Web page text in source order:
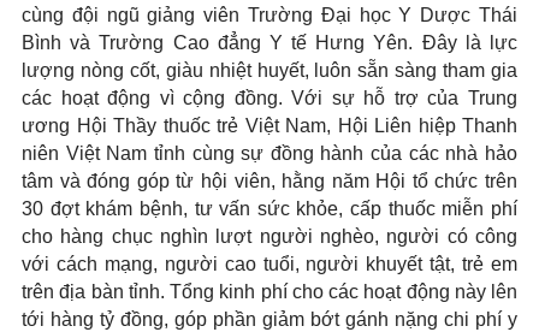
cùng đội ngũ giảng viên Trường Đại học Y Dược Thái
Bình và Trường Cao đẳng Y tế Hưng Yên. Đây là lực
lượng nòng cốt, giàu nhiệt huyết, luôn sẵn sàng tham gia
các hoạt động vì cộng đồng. Với sự hỗ trợ của Trung
ương Hội Thầy thuốc trẻ Việt Nam, Hội Liên hiệp Thanh
niên Việt Nam tỉnh cùng sự đồng hành của các nhà hảo
tâm và đóng góp từ hội viên, hằng năm Hội tổ chức trên
30 đợt khám bệnh, tư vấn sức khỏe, cấp thuốc miễn phí
cho hàng chục nghìn lượt người nghèo, người có công
với cách mạng, người cao tuổi, người khuyết tật, trẻ em
trên địa bàn tỉnh. Tổng kinh phí cho các hoạt động này lên
tới hàng tỷ đồng, góp phần giảm bớt gánh nặng chi phí y